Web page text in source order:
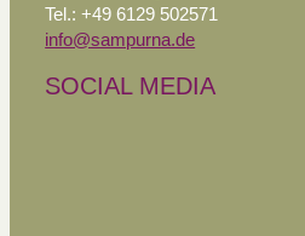
Tel.: +49 6129 502571
info@sampurna.de
SOCIAL MEDIA